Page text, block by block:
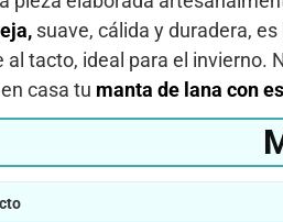
suave, cálida y duradera,
tacto, ideal para el invierno.
casa tu manta de lana con